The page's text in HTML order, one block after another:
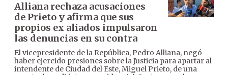
Alliana rechaza acusaciones
de Prieto y afirma que sus
propios ex aliados impulsaron
las denuncias en su contra
El vicepresidente de la República, Pedro Alliana, negó
haber ejercido presiones sobre la Justicia para apartar al
intendente de Ciudad del Este, Miguel Prieto, de una